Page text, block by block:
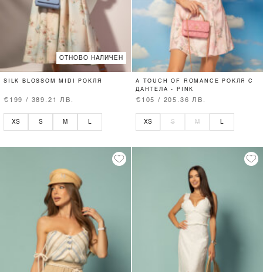
ОТНОВО НАЛИЧЕН
SILK BLOSSOM MIDI РОКЛЯ
€199 / 389.21 ЛВ.
XS S M L
A TOUCH OF ROMANCE РОКЛЯ С
ДАНТЕЛА - PINK
€105 / 205.36 ЛВ.
XS S M L